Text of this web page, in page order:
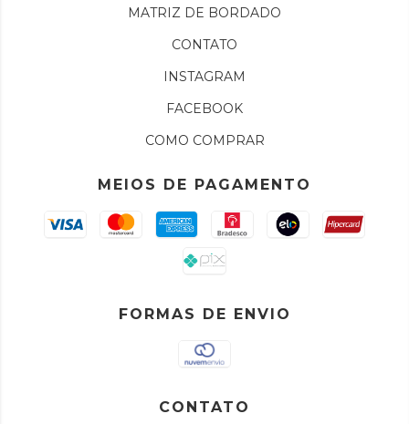
MATRIZ DE BORDADO
CONTATO
INSTAGRAM
FACEBOOK
COMO COMPRAR
MEIOS DE PAGAMENTO
FORMAS DE ENVIO
CONTATO